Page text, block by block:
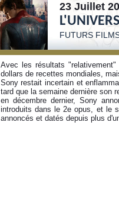
23 Juillet
FUTURS
Avec les résultats
dollars de recettes mondiales,
Sony restait incertain et
tard que la semaine dernière son
en décembre dernier, Sony
introduits dans le 2e opus, et le
annoncés et datés depuis plus